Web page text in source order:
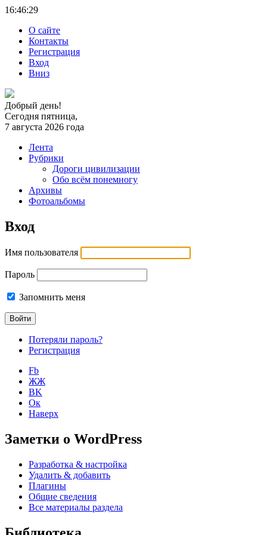
16:46:29
О сайте
Контакты
Регистрация
Вход
Вниз
Добрый день!
Сегодня пятница,
7 августа 2026 года
Лента
Рубрики
Дороги цивилизации
Обо всём понемногу
Архивы
Фотоальбомы
Вход
Имя пользователя
Пароль
Запомнить меня
Потеряли пароль?
Регистрация
Fb
ЖЖ
ВK
Ок
Наверх
Заметки о WordPress
Разработка & настройка
Удалить & добавить
Плагины
Общие сведения
Все материалы раздела